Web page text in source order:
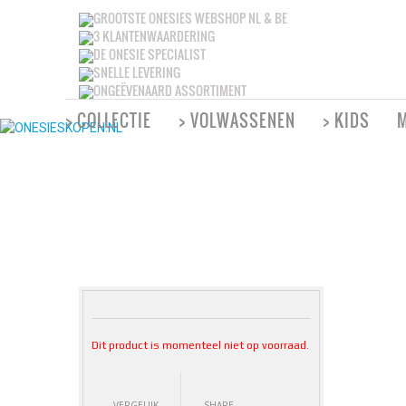
GROOTSTE ONESIES WEBSHOP NL & BE
3 KLANTENWAARDERING
DE ONESIE SPECIALIST
SNELLE LEVERING
ONGEËVENAARD ASSORTIMENT
> COLLECTIE > VOLWASSENEN > KIDS
Dit product is momenteel niet op voorraad.